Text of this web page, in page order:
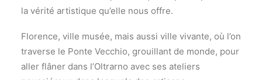
la vérité artistique qu’elle nous offre.
Florence, ville musée, mais aussi ville vivante, où l’on
traverse le Ponte Vecchio, grouillant de monde, pour
aller flâner dans l’Oltrarno avec ses ateliers